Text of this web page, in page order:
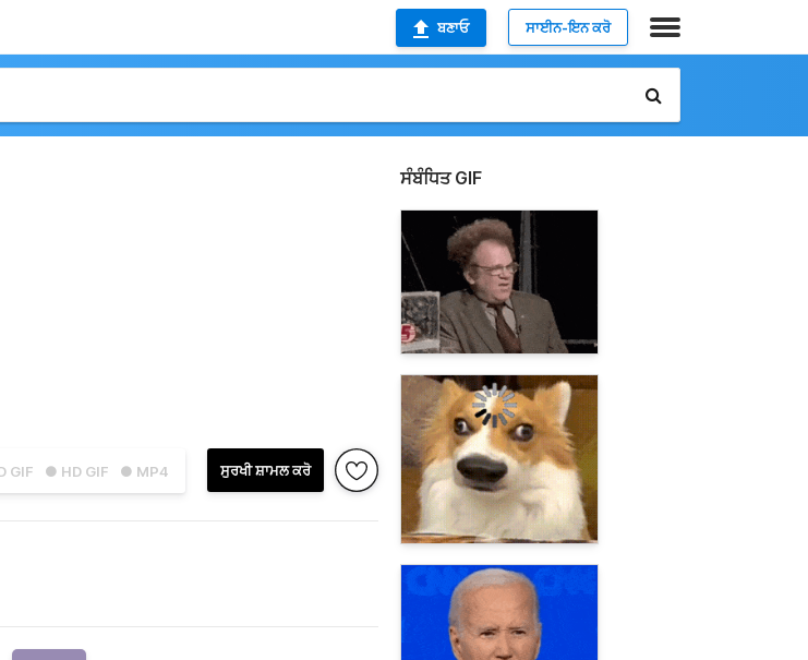
ਬਣਾਓ ਸਾਈਨ-ਇਨ ਕਰੋ
GIF ● HD GIF ● MP4 ਸੁਰਖੀ ਸ਼ਾਮਲ ਕਰੋ
ਸੰਬੰਧਿਤ GIF